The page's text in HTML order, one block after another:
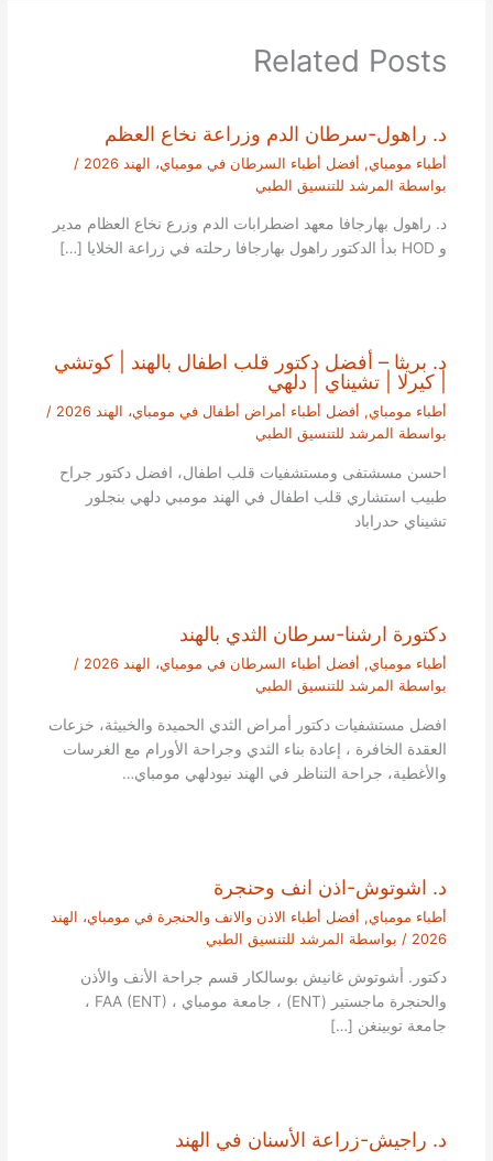
Related Posts
د. راهول-سرطان الدم وزراعة نخاع العظم
أطباء مومباي, أفضل أطباء السرطان في مومباي، الهند 2026
/
بواسطة المرشد للتنسيق الطبي
د. راهول بهارجافا معهد اضطرابات الدم وزرع نخاع العظام مدير
و HOD بدأ الدكتور راهول بهارجافا رحلته في زراعة الخلايا […]
د. بريثا – أفضل دكتور قلب اطفال بالهند | كوتشي
| كيرلا | تشيناي | دلهي
أطباء مومباي, أفضل أطباء أمراض أطفال في مومباي، الهند 2026
/
بواسطة المرشد للتنسيق الطبي
احسن مسشتفى ومستشفيات قلب اطفال، افضل دكتور جراح
طبيب استشاري قلب اطفال في الهند مومبي دلهي بنجلور
تشيناي حدراباد
دكتورة ارشنا-سرطان الثدي بالهند
أطباء مومباي, أفضل أطباء السرطان في مومباي، الهند 2026
/
بواسطة المرشد للتنسيق الطبي
افضل مستشفيات دكتور أمراض الثدي الحميدة والخبيثة، خزعات
العقدة الخافرة ، إعادة بناء الثدي وجراحة الأورام مع الغرسات
والأغطية، جراحة التناظر في الهند نيودلهي مومباي…
د. اشوتوش-اذن انف وحنجرة
أطباء مومباي, أفضل أطباء الاذن والانف والحنجرة في مومباي، الهند
2026 / بواسطة المرشد للتنسيق الطبي
دكتور. أشوتوش غانيش بوسالكار قسم جراحة الأنف والأذن
والحنجرة ماجستير (ENT) ، جامعة مومباي ، FAA (ENT) ،
جامعة توبينغن […]
د. راجيش-زراعة الأسنان في الهند